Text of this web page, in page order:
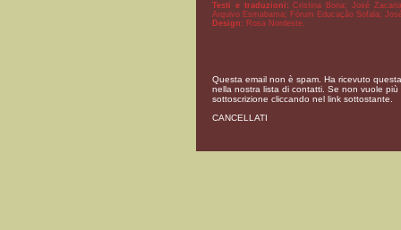
Testi e traduzioni: Cristina Bona; José
Arquivo Esmabama; Fórum Educação Sofala;
Design: Rosa Nordeste.
Questa email non è spam. Ha ricevuto
nella nostra lista di contatti. Se non vuole
sottoscrizione cliccando nel link sottostante.
CANCELLATI